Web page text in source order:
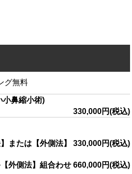
グ無料
小鼻縮小術)
330,000円(税込)
】または【外側法】 330,000円(税込)
【外側法】組合わせ 660,000円(税込)